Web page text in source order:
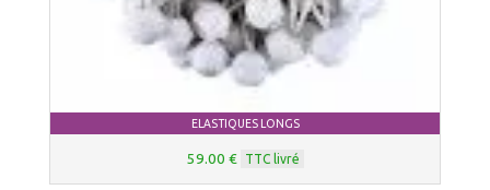
ELASTIQUES LONGS
59.00 € TTC livré